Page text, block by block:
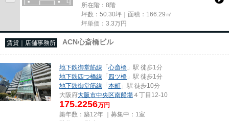
所在階：8階
坪数：50.30坪｜面積：166.29㎡
坪単価： 3.3万円
賃貸｜店舗事務所 ACN心斎橋ビル
地下鉄御堂筋線 「心斎橋 」駅 徒歩1分
地下鉄四つ橋線 「四ツ橋 」駅 徒歩1分
地下鉄御堂筋線 「本町 」駅 徒歩10分
大阪府大阪市中央区南船場 ４丁目12-10
175.2256万円
築年数：築12年 ｜募集中： 1室